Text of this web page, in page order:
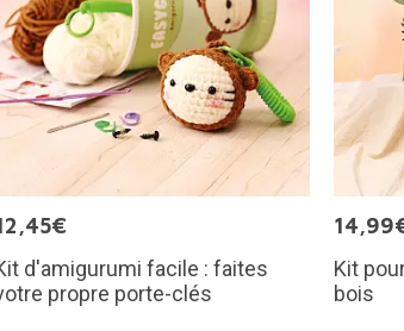
d'amigurumi facile : faites
propre porte-clés
Kit
bois